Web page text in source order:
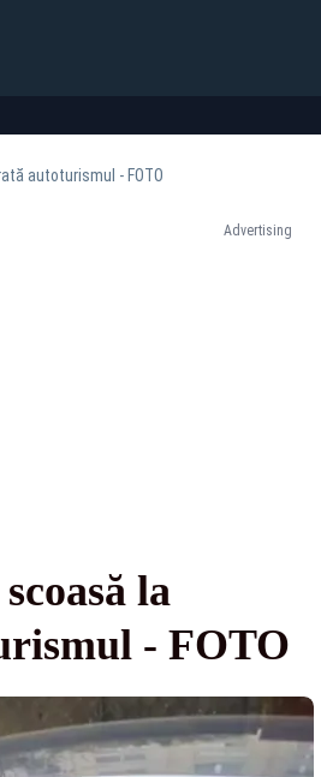
autoturismul - FOTO
Advertising
la
- FOTO